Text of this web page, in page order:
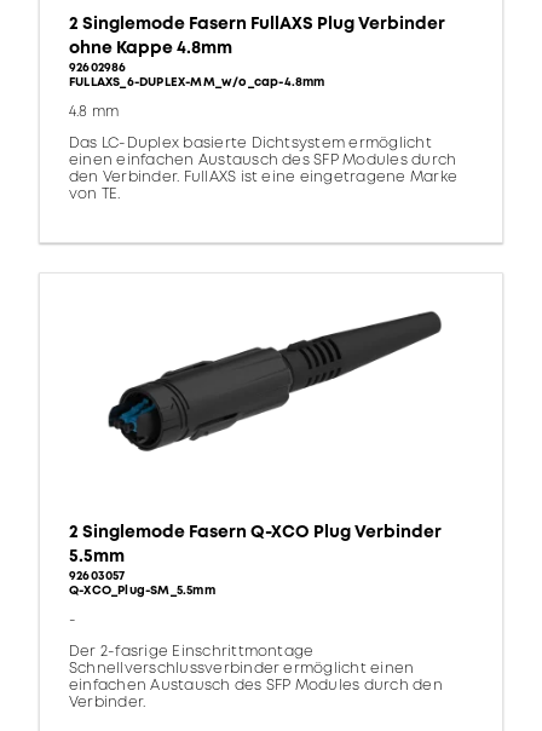
2 Singlemode Fasern FullAXS Plug Verbinder
ohne Kappe 4.8mm
92602986
FULLAXS_6-DUPLEX-MM_w/o_cap-4.8mm
4.8 mm
Das LC-Duplex basierte Dichtsystem ermöglicht
einen einfachen Austausch des SFP Modules durch
den Verbinder. FullAXS ist eine eingetragene Marke
von TE.
2 Singlemode Fasern Q-XCO Plug Verbinder
5.5mm
92603057
Q-XCO_Plug-SM_5.5mm
-
Der 2-fasrige Einschrittmontage
Schnellverschlussverbinder ermöglicht einen
einfachen Austausch des SFP Modules durch den
Verbinder.